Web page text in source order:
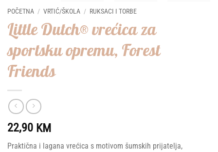
POČETNA / VRTIĆ/ŠKOLA / RUKSACI I TORBE
Little Dutch® vrećica za
sportsku opremu, Forest
Friends
22,90 KM
Praktična i lagana vrećica s motivom šumskih prijatelja,